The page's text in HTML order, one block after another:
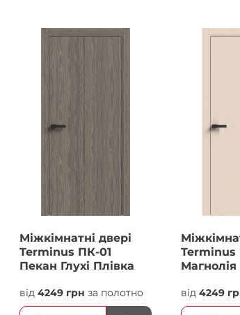
Міжкімнатні двері
Terminus ПК-01
Пекан Глухі Плівка
від4249 грн за полотно
Terminus
Магнолія
від 4249